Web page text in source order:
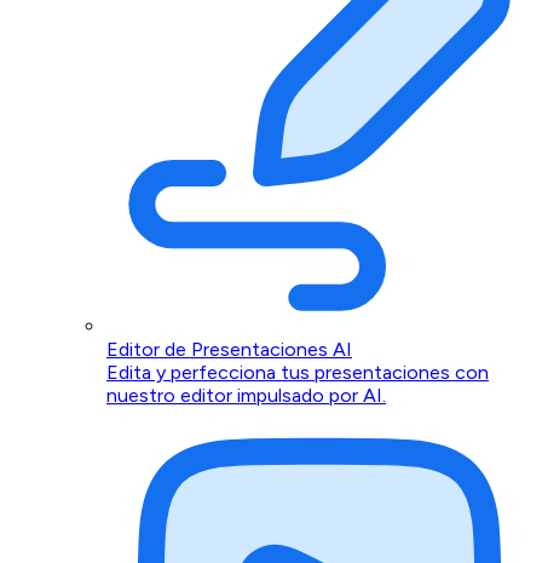
Editor de Presentaciones AI
Edita y perfecciona tus presentaciones con
nuestro editor impulsado por AI.